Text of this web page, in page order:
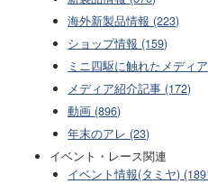
海外新製品情報 (223)
ショップ情報 (159)
ミニ四駆に触れたメディ
メディア紹介記事 (172)
動画 (896)
年末のアレ (23)
イベント・レース関連
イベント情報(タミヤ)